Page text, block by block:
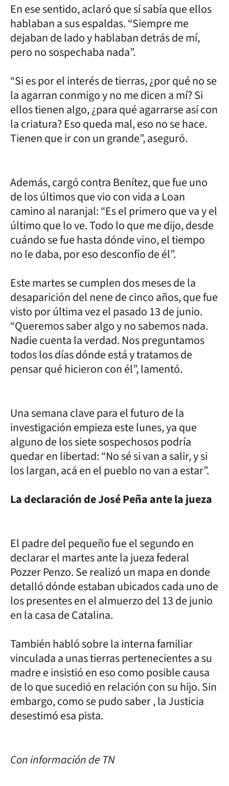
En ese sentido, aclaró que sí sabía que ellos
hablaban a sus espaldas. “Siempre me
dejaban de lado y hablaban detrás de mí,
pero no sospechaba nada”.
“Si es por el interés de tierras, ¿por qué no se
la agarran conmigo y no me dicen a mí? Si
ellos tienen algo, ¿para qué agarrarse así con
la criatura? Eso queda mal, eso no se hace.
Tienen que ir con un grande”, aseguró.
Además, cargó contra Benítez, que fue uno
de los últimos que vio con vida a Loan
camino al naranjal: “Es el primero que va y el
último que lo ve. Todo lo que me dijo, desde
cuándo se fue hasta dónde vino, el tiempo
no le daba, por eso desconfío de él”.
Este martes se cumplen dos meses de la
desaparición del nene de cinco años, que fue
visto por última vez el pasado 13 de junio.
“Queremos saber algo y no sabemos nada.
Nadie cuenta la verdad. Nos preguntamos
todos los días dónde está y tratamos de
pensar qué hicieron con él”, lamentó.
Una semana clave para el futuro de la
investigación empieza este lunes, ya que
alguno de los siete sospechosos podría
quedar en libertad: “No sé si van a salir, y si
los largan, acá en el pueblo no van a estar”.
La declaración de José Peña ante la jueza
El padre del pequeño fue el segundo en
declarar el martes ante la jueza federal
Pozzer Penzo. Se realizó un mapa en donde
detalló dónde estaban ubicados cada uno de
los presentes en el almuerzo del 13 de junio
en la casa de Catalina.
También habló sobre la interna familiar
vinculada a unas tierras pertenecientes a su
madre e insistió en eso como posible causa
de lo que sucedió en relación con su hijo. Sin
embargo, como se pudo saber , la Justicia
desestimó esa pista.
Con información de TN